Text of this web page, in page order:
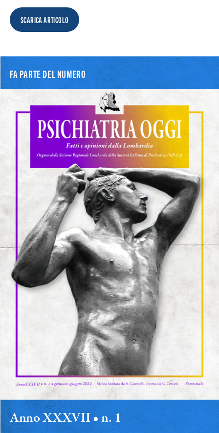
SCARICA ARTICOLO
FA PARTE DEL NUMERO
Anno XXXVII • n. 1